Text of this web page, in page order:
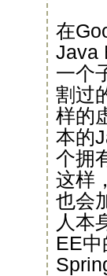
在
Java
一个
割过
样的
本的
个拥
这样
也会
人本
EE